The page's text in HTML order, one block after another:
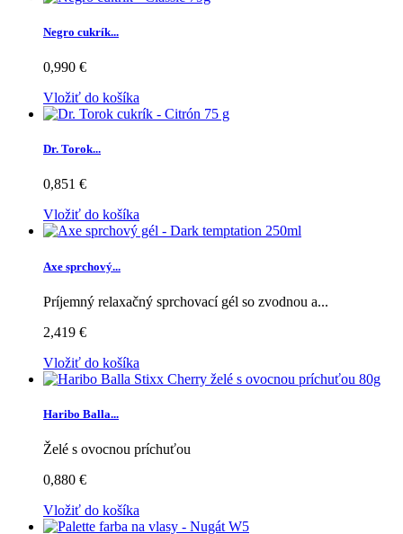
Negro cukrík...
0,990 €
Vložiť do košíka
Dr. Torok...
0,851 €
Vložiť do košíka
Axe sprchový...
Príjemný relaxačný sprchovací gél so zvodnou a...
2,419 €
Vložiť do košíka
Haribo Balla...
Želé s ovocnou príchuťou
0,880 €
Vložiť do košíka